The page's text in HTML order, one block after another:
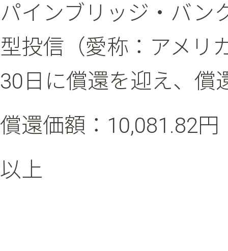
パインブリッジ・バン
型投信（愛称：アメリ
30日に償還を迎え、償
償還価額：10,081.82円
以上